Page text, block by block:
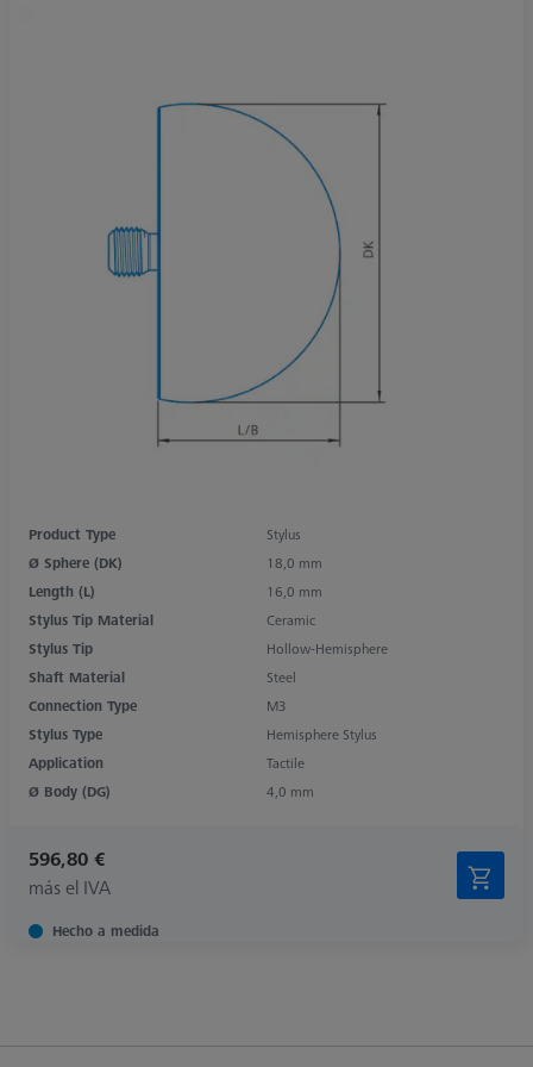
Product Type
Stylus
Ø Sphere (DK)
18,0 mm
Length (L)
16,0 mm
Stylus Tip Material
Ceramic
Stylus Tip
Hollow-Hemisphere
Shaft Material
Steel
Connection Type
M3
Stylus Type
Hemisphere Stylus
Application
Tactile
Ø Body (DG)
4,0 mm
596,80 €
más el IVA
Hecho a medida